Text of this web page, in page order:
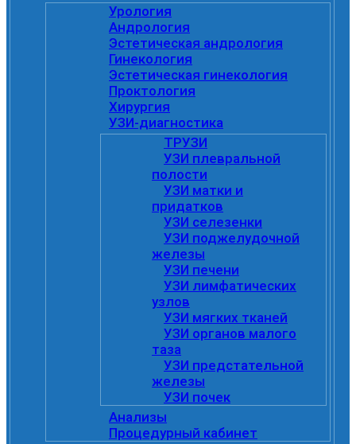
Урология
Андрология
Эстетическая андрология
Гинекология
Эстетическая гинекология
Проктология
Хирургия
УЗИ-диагностика
ТРУЗИ
УЗИ плевральной
полости
УЗИ матки и
придатков
УЗИ селезенки
УЗИ поджелудочной
железы
УЗИ печени
УЗИ лимфатических
узлов
УЗИ мягких тканей
УЗИ органов малого
таза
УЗИ предстательной
железы
УЗИ почек
Анализы
Процедурный кабинет